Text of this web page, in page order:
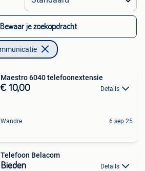
Bewaar je zoekopdracht
Maestro 6040 telefoonextensie ️
€ 10,00 Details
Wandre 6 sep 25
Telefoon Belacom
Bieden Details